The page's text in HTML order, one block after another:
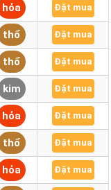
hỏa Đặt mua
thổ Đặt mua
thổ Đặt mua
kim Đặt mua
hỏa Đặt mua
thổ Đặt mua
hỏa Đặt mua